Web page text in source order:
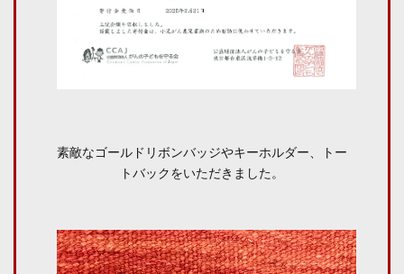
素敵なゴールドリボンバッジやキーホルダー、トー
トバックをいただきました。